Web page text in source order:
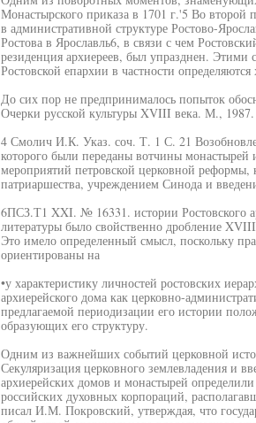
Монастырского приказа в 1701 г.'5 Во
в административной структуре Ростово-
Ростова в Ярославль6, в связи с чем
резиденция архиереев, был упразднен.
Ростовской епархии в частности
До сих пор не предпринималось попыток
Очерки русской культуры XVIII века. М.,
4 Смолич И.К. Указ. соч. Т. 1 С. 21
которого были переданы вотчины
мероприятий петровской церковной реформы,
патриаршества, учреждением Синода и
6ПСЗ.Т1 XXI. № 16331. истории Ростовского
литературы было свойственно дробление
Это имело определенный смысл, поскольку
ориентированы на
•у характеристику личностей ростовских
архиерейского дома как церковно-
предлагаемой периодизации его истории
образующих его структуру.
Одним из важнейших событий церковной
Секуляризация церковного землевладения и
архиерейских домов и монастырей
российских духовных корпораций,
писал И.М. Покровский, утверждая, что